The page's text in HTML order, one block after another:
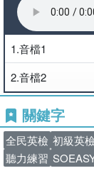
知道全民英檢是
力的基本原則與技
國際化與全民英檢
在談論全民英檢
聯。不可否認地
路上溝通的主要
有越來越多需求
如此重要的時代
英檢的通過證明
第一部份：看圖辨
第二部份：問答
第三部份：簡短
1.音檔1
2.音檔2
關鍵字
全民英檢 初級英檢
聽力練習